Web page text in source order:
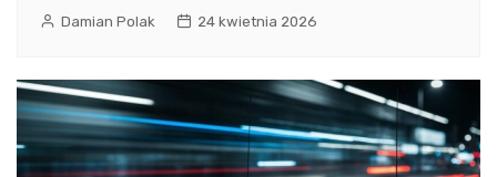
Damian Polak 24 kwietnia 2026